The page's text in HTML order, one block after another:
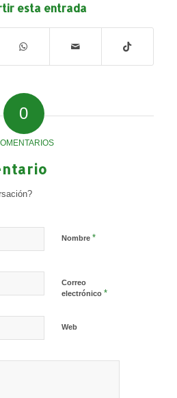
esta entrada
0
Nombre *
Correo
electrónico *
Web